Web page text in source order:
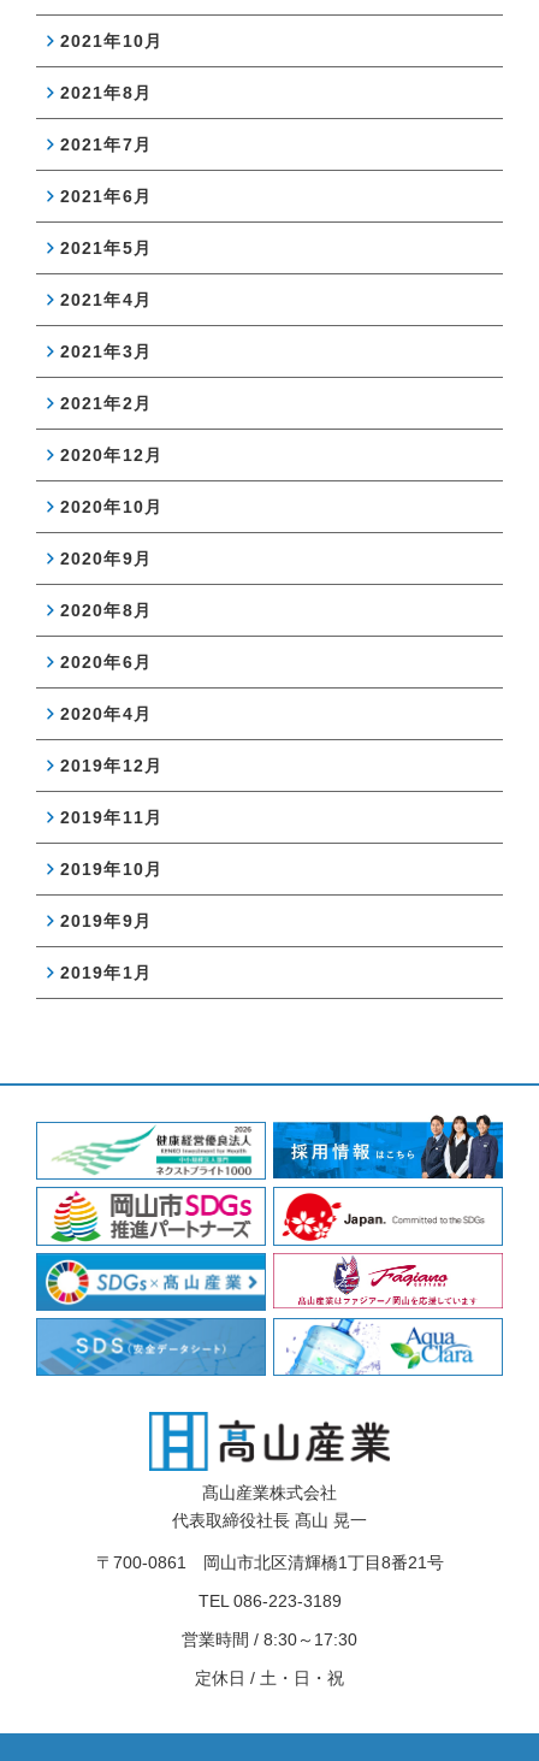
2021年10月
2021年8月
2021年7月
2021年6月
2021年5月
2021年4月
2021年3月
2021年2月
2020年12月
2020年10月
2020年9月
2020年8月
2020年6月
2020年4月
2019年12月
2019年11月
2019年10月
2019年9月
2019年1月
髙山産業株式会社
代表取締役社長 髙山 晃一
〒700-0861 岡山市北区清輝橋1丁目8番21号
TEL 086-223-3189
営業時間 / 8:30～17:30
定休日 / 土・日・祝